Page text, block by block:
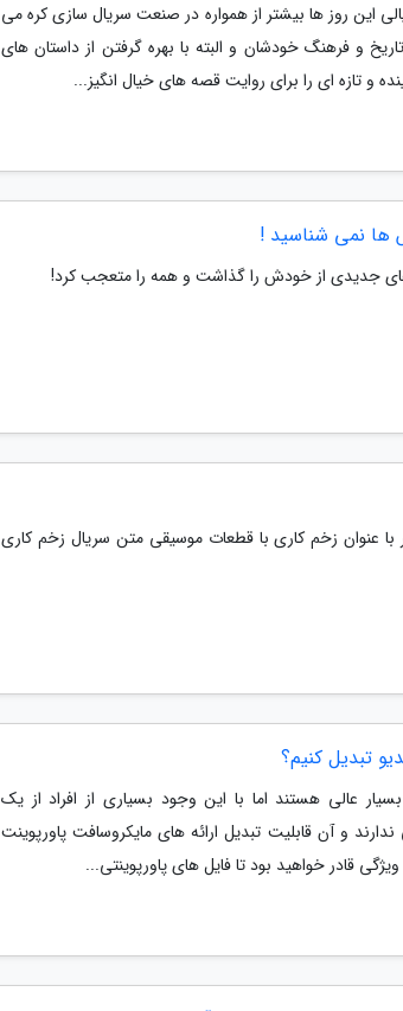
این روز ها بیشتر از همواره در صنعت سریال سازی کره می
و فرهنگ خودشان و البته با بهره گرفتن از داستان های
و تازه ای را برای روایت قصه های خیال انگیز...
ها نمی شناسید !
جدیدی از خودش را گذاشت و همه را متعجب کرد!
با عنوان زخم کاری با قطعات موسیقی متن سریال زخم کاری
تبدیل کنیم؟
عالی هستند اما با این وجود بسیاری از افراد از یک
و آن قابلیت تبدیل ارائه های مایکروسافت پاورپوینت
قادر خواهید بود تا فایل های پاورپوینتی...